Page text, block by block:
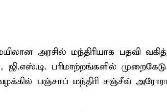
அரசில் மந்திரியாக பதவி
பரிமாற்றங்களில் முறைகேடு
பஞ்சாப் மந்திரி சஞ்சீவ்